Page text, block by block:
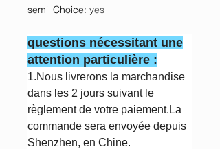
semi_Choice: yes
questions nécessitant une
attention particulière :
1.Nous livrerons la marchandise
dans les 2 jours suivant le
règlement de votre paiement.La
commande sera envoyée depuis
Shenzhen, en Chine.